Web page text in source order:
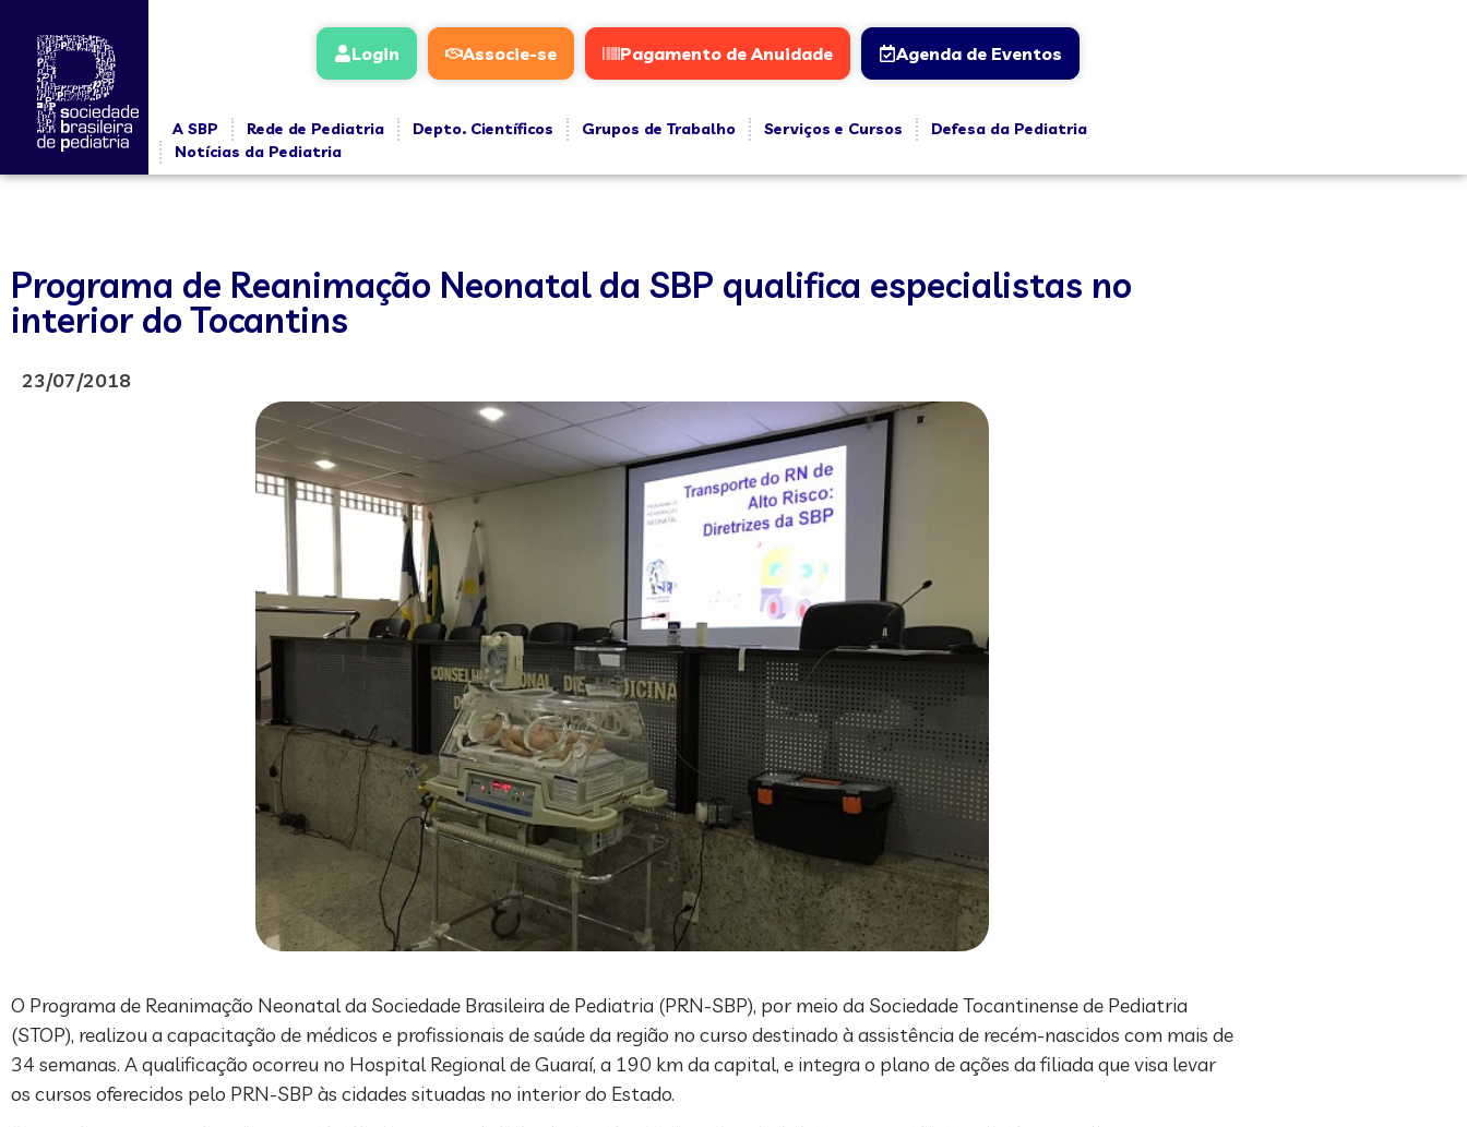
Login Associe-se Pagamento de Anuidade Agenda de Eventos
A SBP Rede de Pediatria Depto. Científicos Grupos de Trabalho Serviços e Cursos
Defesa da Pediatria
Notícias da Pediatria
Programa de Reanimação Neonatal da SBP qualifica especialistas no
interior do Tocantins
23/07/2018
O Programa de Reanimação Neonatal da Sociedade Brasileira de Pediatria (PRN-SBP), por meio da Sociedade Tocantinense de Pediatria
(STOP), realizou a capacitação de médicos e profissionais de saúde da região no curso destinado à assistência de recém-nascidos com mais de
34 semanas. A qualificação ocorreu no Hospital Regional de Guaraí, a 190 km da capital, e integra o plano de ações da filiada que visa levar
os cursos oferecidos pelo PRN-SBP às cidades situadas no interior do Estado.